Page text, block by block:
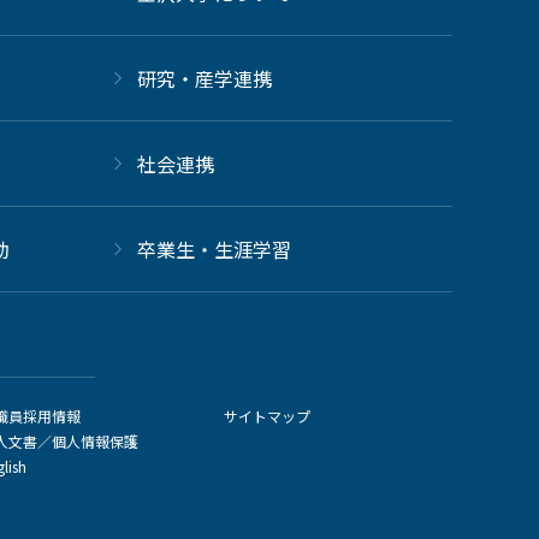
研究・産学連携
社会連携
卒業生・生涯学習
員採用情報
文書／個人情報保護
サイトマップ